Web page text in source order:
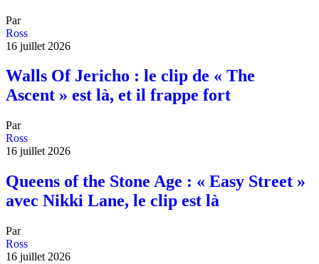
Par
Ross
16 juillet 2026
Walls Of Jericho : le clip de « The
Ascent » est là, et il frappe fort
Par
Ross
16 juillet 2026
Queens of the Stone Age : « Easy Street »
avec Nikki Lane, le clip est là
Par
Ross
16 juillet 2026